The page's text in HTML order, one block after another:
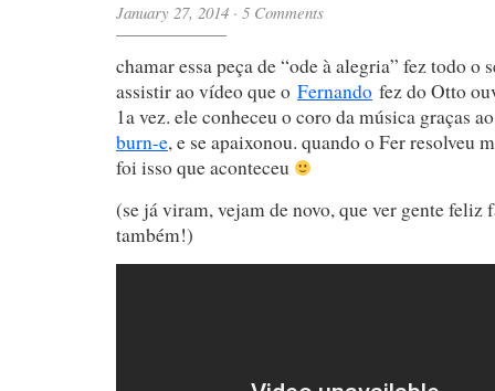
January 27, 2014 · 5 Comments
chamar essa peça de “ode à alegria” fez todo o
assistir ao vídeo que o Fernando fez do Otto
1a vez. ele conheceu o coro da música graças
burn-e, e se apaixonou. quando o Fer resolveu
foi isso que aconteceu
(se já viram, vejam de novo, que ver gente feliz
também!)